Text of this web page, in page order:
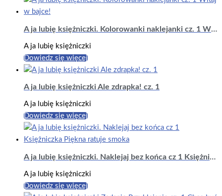
A ja lubię księżniczki. Kolorowanki naklejanki cz. 1 Witaj w bajce!
A ja lubię księżniczki
Dowiedz się więcej
A ja lubię księżniczki Ale zdrapka! cz. 1
A ja lubię księżniczki
Dowiedz się więcej
A ja lubię księżniczki. Naklejaj bez końca cz 1 Księżniczka Piękna ratuje smoka
A ja lubię księżniczki
Dowiedz się więcej